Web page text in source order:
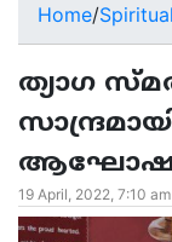
Home/Spiritual
ത്യാഗ
19 April, 2022, 7:10